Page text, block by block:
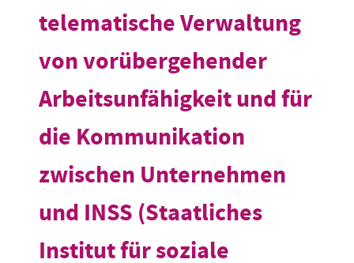
telematische Verwaltung
von vorübergehender
Arbeitsunfähigkeit und für
die Kommunikation
zwischen Unternehmen
und INSS (Staatliches
Institut für soziale